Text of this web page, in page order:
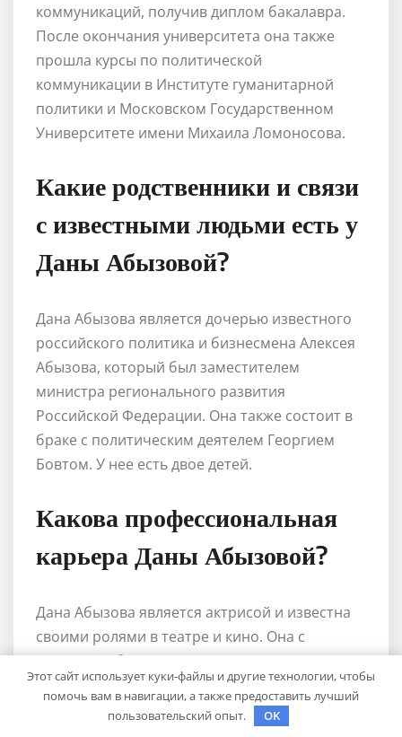
коммуникаций, получив диплом бакалавра.
После окончания университета она также
прошла курсы по политической
коммуникации в Институте гуманитарной
политики и Московском Государственном
Университете имени Михаила Ломоносова.
Какие родственники и связи
с известными людьми есть у
Даны Абызовой?
Дана Абызова является дочерью известного
российского политика и бизнесмена Алексея
Абызова, который был заместителем
министра регионального развития
Российской Федерации. Она также состоит в
браке с политическим деятелем Георгием
Бовтом. У нее есть двое детей.
Какова профессиональная
карьера Даны Абызовой?
Дана Абызова является актрисой и известна
своими ролями в театре и кино. Она с
успехом работала в таких театрах, как
Московский академический театр им.
Маяковского и Московский театр «Эрмитаж».
Этот сайт использует куки-файлы и другие технологии, чтобы
помочь вам в навигации, а также предоставить лучший
пользовательский опыт.
OK